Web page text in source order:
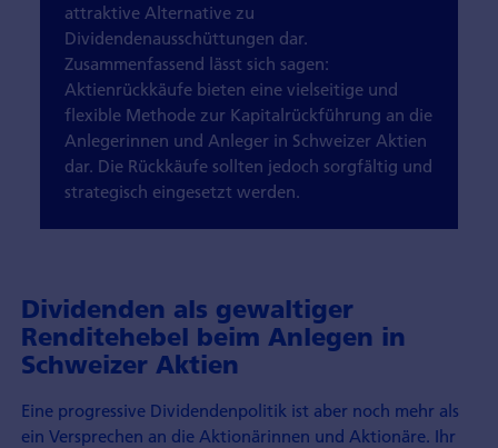
attraktive Alternative zu
Dividendenausschüttungen dar.
Zusammenfassend lässt sich sagen:
Aktienrückkäufe bieten eine vielseitige und
flexible Methode zur Kapitalrückführung an die
Anlegerinnen und Anleger in Schweizer Aktien
dar. Die Rückkäufe sollten jedoch sorgfältig und
strategisch eingesetzt werden.
Dividenden als gewaltiger
Renditehebel beim Anlegen in
Schweizer Aktien
Eine progressive Dividendenpolitik ist aber noch mehr als
ein Versprechen an die Aktionärinnen und Aktionäre. Ihr